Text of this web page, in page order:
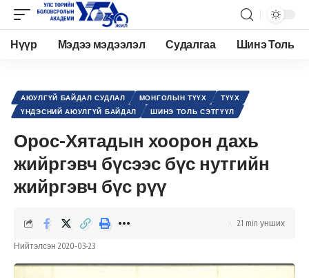
Нүүр Мэдээ мэдээлэл Судалгаа Шинэ Толь
АЮУЛГҮЙ БАЙДАЛ СУДЛАЛ МОНГОЛЫН ТҮҮХ
ТҮҮХ
ҮНДЭСНИЙ АЮУЛГҮЙ БАЙДАЛ
ШИНЭ ТОЛЬ СЭТГҮҮЛ
Орос-Хятадын хоорон дахь
жийргэвч бүсээс бүс нутгийн
жийргэвч бүс рүү
Нийтэлсэн 2020-03-23
21 min унших